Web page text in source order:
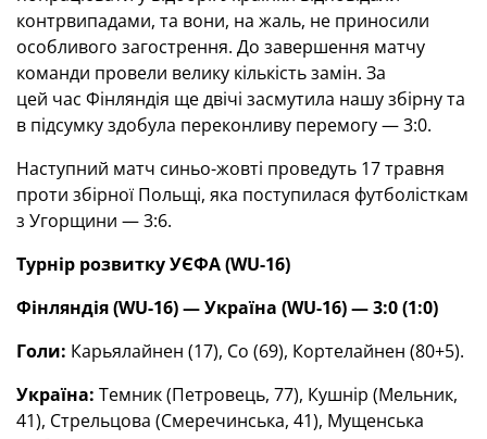
контрвипадами, та вони, на жаль, не приносили
особливого загострення. До завершення матчу
команди провели велику кількість замін. За
цей час Фінляндія ще двічі засмутила нашу збірну та
в підсумку здобула переконливу перемогу — 3:0.
Наступний матч синьо-жовті проведуть 17 травня
проти збірної Польщі, яка поступилася футболісткам
з Угорщини — 3:6.
Турнір розвитку УЄФА (WU-16)
Фінляндія (WU-16) — Україна (WU-16) — 3:0 (1:0)
Голи: Карьялайнен (17), Со (69), Кортелайнен (80+5).
Україна: Темник (Петровець, 77), Кушнір (Мельник,
41), Стрельцова (Смеречинська, 41), Мущенська